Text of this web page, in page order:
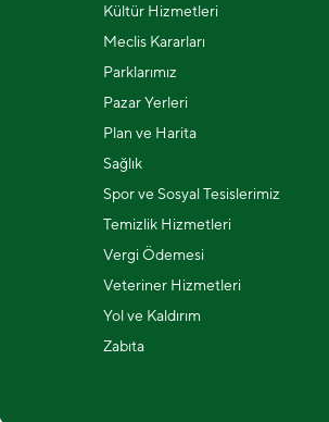
Kültür Hizmetleri
Meclis Kararları
Parklarımız
Pazar Yerleri
Plan ve Harita
Sağlık
Spor ve Sosyal Tesislerimiz
Temizlik Hizmetleri
Vergi Ödemesi
Veteriner Hizmetleri
Yol ve Kaldırım
Zabıta